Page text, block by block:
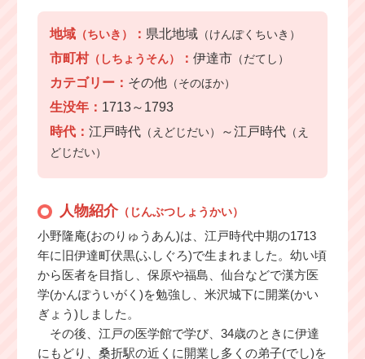
地域（ちいき） ： 県北地域（けんぽくちいき）
市町村（しちょうそん） ： 伊達市（だてし）
カテゴリー： その他（そのほか）
生没年： 1713～1793
時代： 江戸時代（えどじだい） ～江戸時代（え
どじだい）
人物紹介（じんぶつしょうかい）
小野隆庵(おのりゅうあん)は、江戸時代中期の1713
年に旧伊達町伏黒(ふしぐろ)で生まれました。幼い頃
から医者を目指し、保原や福島、仙台などで漢方医
学(かんぽういがく)を勉強し、米沢城下に開業(かい
ぎょう)しました。
その後、江戸の医学館で学び、34歳のときに伊達
にもどり、桑折駅の近くに開業し多くの弟子(でし)を